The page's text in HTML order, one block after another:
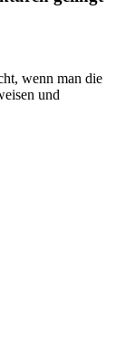
wenn man die
und